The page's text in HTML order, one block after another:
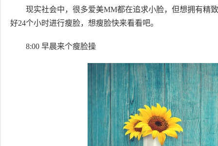
现实社会中，很多爱美MM都在追求小脸，但想拥有精
好24个小时进行瘦脸，想瘦脸快来看看吧。
8:00 早晨来个瘦脸操